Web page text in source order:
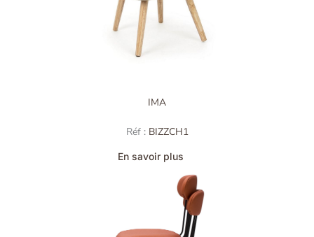
IMA
Réf : BIZZCH1
En savoir plus